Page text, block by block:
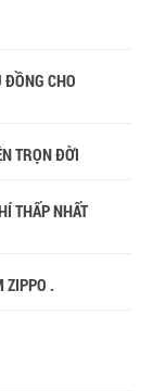
ĐỒNG CHO
TRỌN ĐỜI
THẤP NHẤT
ZIPPO .